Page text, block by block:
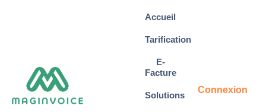
Accueil
Tarification
E-
Facture
Solutions
Connexion